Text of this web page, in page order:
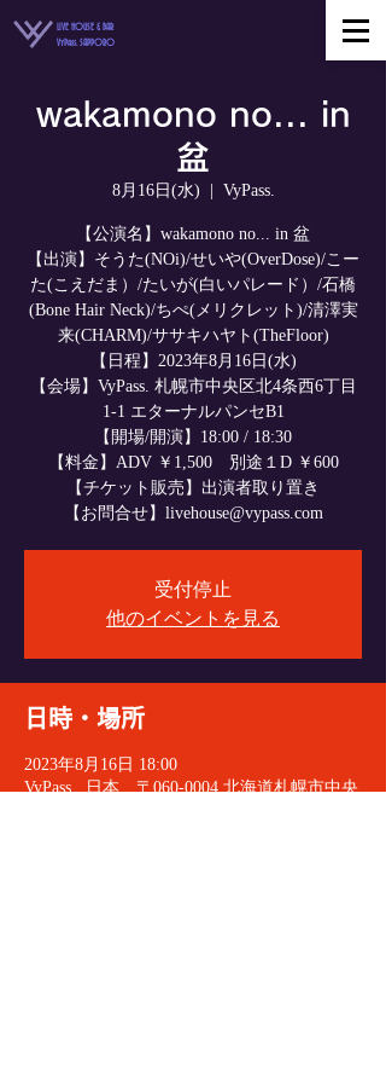
LIVE HOUSE & BAR
VyPass. SAPPORO
wakamono no... in
盆
8月16日(水) VyPass.
【公演名】wakamono no... in 盆
【出演】そうた(NOi)/せいや(OverDose)/こー
た(こえだま）/たいが(白いパレード）/石橋
(Bone Hair Neck)/ちぺ(メリクレット)/清澤実
来(CHARM)/ササキハヤト(TheFloor)
【日程】2023年8月16日(水)
【会場】VyPass. 札幌市中央区北4条西6丁目
1-1 エターナルパンセB1
【開場/開演】18:00 / 18:30
【料金】ADV ￥1,500 別途１D ￥600
【チケット販売】出演者取り置き
【お問合せ】livehouse@vypass.com
受付停止
他のイベントを見る
日時・場所
2023年8月16日 18:00
VyPass., 日本、〒060-0004 北海道札幌市中央